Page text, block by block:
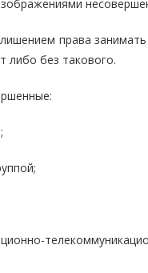
права
либо без такового.